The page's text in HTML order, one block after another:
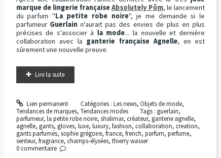
marque de lingerie françaiseAbsolutely Pôm, le lancement
du parfum "La petite robe noire", je me demande si le
parfumeur Guerlain n'aurait pas des envies de plus en plus
précises de s'associer à la mode... la nouvelle et dernière
collaboration avec la ganterie française Agnelle, en est
sûrement une nouvelle preuve.
Lire la suite
Lien permanent Catégories : Les news, Objets de mode,
Tendances de marques, Tendances modes Tags :guerlain,
parfumeur, la petite robe noire, shalimar, créateur, ganterie agnelle,
agnelle, gants, gloves, luxe, luxury, fashion, collaboration, creation,
gants parfumés, sophie grégoire, france, french, parfum, perfume,
senteur, fragrance, champs-élysées, thierry wasser
0 commentaire